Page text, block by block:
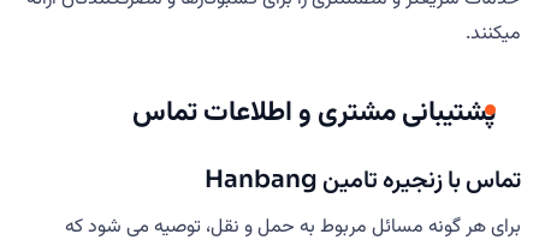
میکنند.
پشتیبانی مشتری و اطلاعات تماس
تماس با زنجیره تامین Hanbang
برای هر گونه مسائل مربوط به حمل و نقل، توصیه می شود که